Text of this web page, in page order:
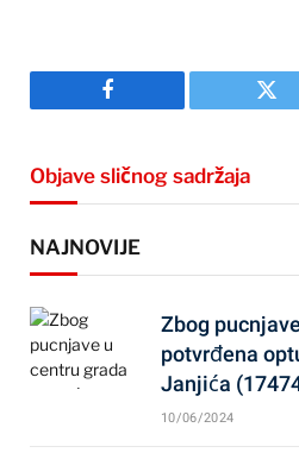
Facebook
Objave sličnog sadržaja
NAJNOVIJE
Zbog
potvrđena
Janjića
10/06/2024